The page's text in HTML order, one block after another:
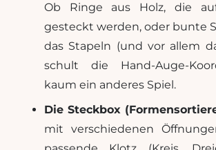
Ob Ringe aus Holz, die
gesteckt werden, oder bunte
das Stapeln (und vor allem
schult die Hand-Auge-
kaum ein anderes Spiel.
Die Steckbox
mit verschiedenen